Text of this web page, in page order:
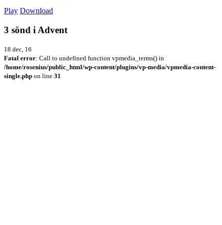
Play Download
3 sönd i Advent
18 dec, 16
Fatal error: Call to undefined function vpmedia_terms() in
/home/rosenius/public_html/wp-content/plugins/vp-media/vpmedia-content-
single.php on line 31